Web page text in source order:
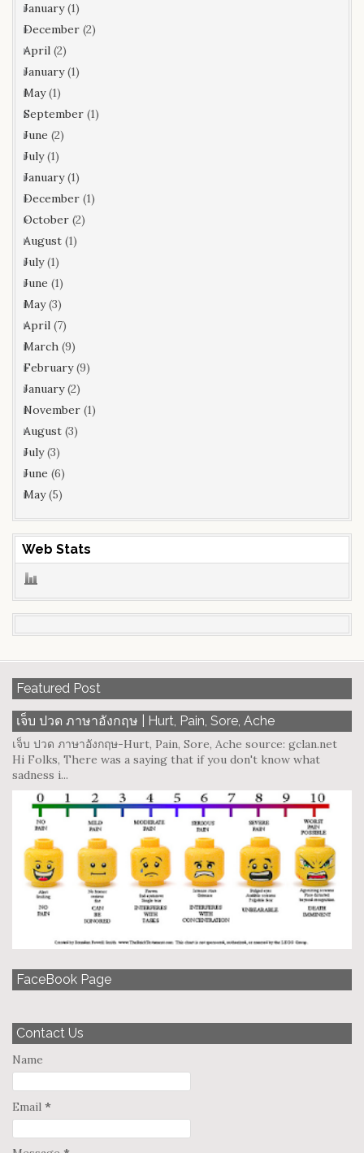
January(1)
December (2)
April (2)
January(1)
May(1)
September (1)
June (2)
July(1)
January(1)
December (1)
October (2)
August (1)
July(1)
June (1)
May(3)
April (7)
March (9)
February(9)
January(2)
November (1)
August (3)
July(3)
June (6)
May(5)
Web Stats
Featured Post
เจ็บ ปวด ภาษาอังกฤษ | Hurt, Pain, Sore, Ache
เจ็บ ปวด ภาษาอังกฤษ-Hurt, Pain, Sore, Ache source: gclan.net
Hi Folks, There was a saying that if you don't know what
sadness i...
FaceBook Page
Contact Us
Name
Email *